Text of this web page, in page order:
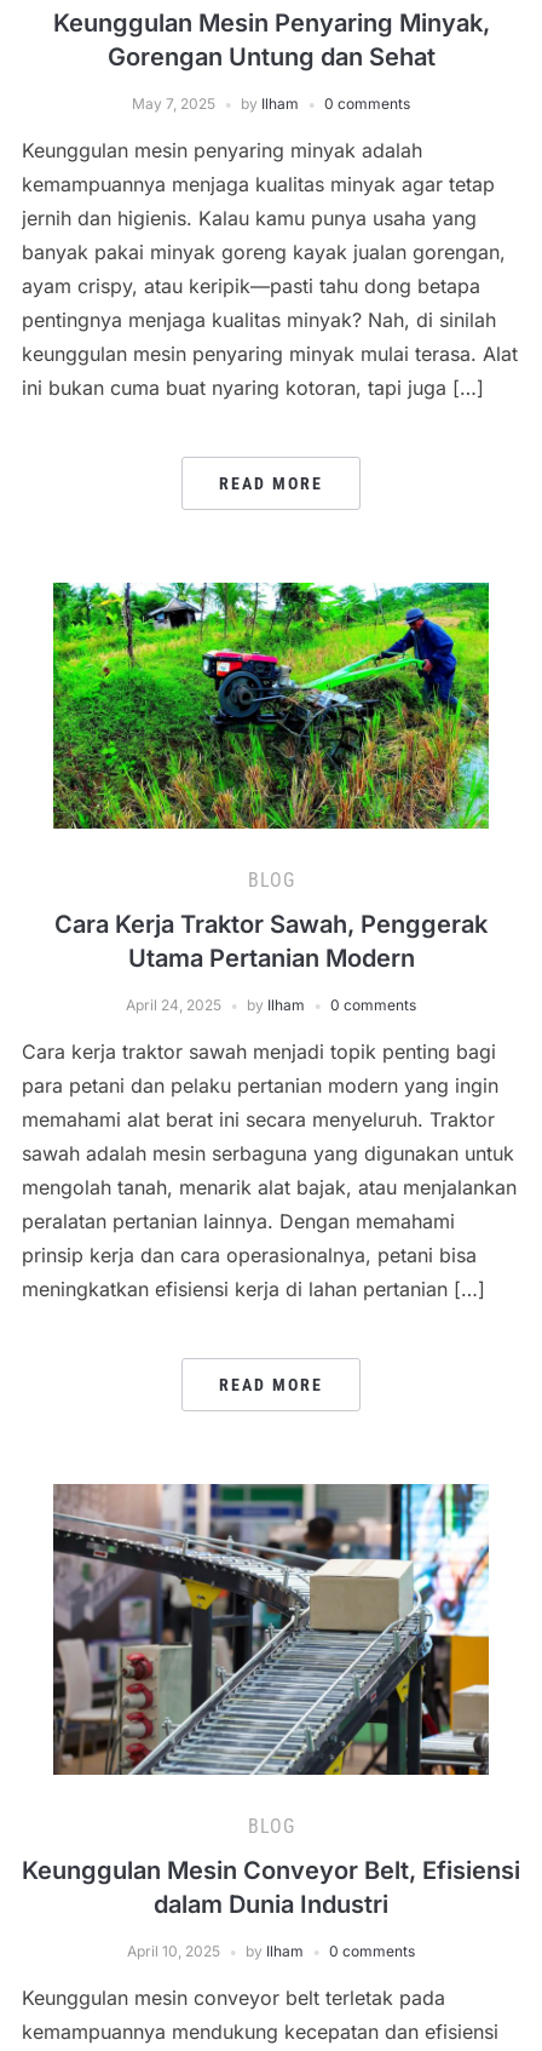
Keunggulan Mesin Penyaring Minyak,
Gorengan Untung dan Sehat
May 7, 2025 by Ilham 0 comments
Keunggulan mesin penyaring minyak adalah
kemampuannya menjaga kualitas minyak agar tetap
jernih dan higienis. Kalau kamu punya usaha yang
banyak pakai minyak goreng kayak jualan gorengan,
ayam crispy, atau keripik—pasti tahu dong betapa
pentingnya menjaga kualitas minyak? Nah, di sinilah
keunggulan mesin penyaring minyak mulai terasa. Alat
ini bukan cuma buat nyaring kotoran, tapi juga […]
READ MORE
BLOG
Cara Kerja Traktor Sawah, Penggerak
Utama Pertanian Modern
April 24, 2025 by Ilham 0 comments
Cara kerja traktor sawah menjadi topik penting bagi
para petani dan pelaku pertanian modern yang ingin
memahami alat berat ini secara menyeluruh. Traktor
sawah adalah mesin serbaguna yang digunakan untuk
mengolah tanah, menarik alat bajak, atau menjalankan
peralatan pertanian lainnya. Dengan memahami
prinsip kerja dan cara operasionalnya, petani bisa
meningkatkan efisiensi kerja di lahan pertanian […]
READ MORE
BLOG
Keunggulan Mesin Conveyor Belt, Efisiensi
dalam Dunia Industri
April 10, 2025 by Ilham 0 comments
Keunggulan mesin conveyor belt terletak pada
kemampuannya mendukung kecepatan dan efisiensi